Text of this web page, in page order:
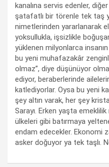
kanalına servis edenler,
şatafatlı bir törenle tek taş
nimetlerinden yararlanarak
yoksullukla, işsizlikle
yüklenen milyonlarca
bu yeni muhafazakâr
olmaz”, diye düşünüyor
ediyor, beraberlerinde
katlediyorlar. Oysa bu yeni
şey altın varak, her şey
Sarayı. Erken yaşta
ülkeleri gibi batırmaya
endam edecekler. Ekonomi
asker doğuyor ya tek taşlı.